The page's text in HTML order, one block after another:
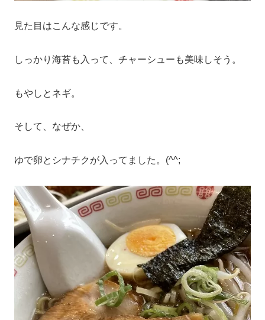
見た目はこんな感じです。
しっかり海苔も入って、チャーシューも美味しそう。
もやしとネギ。
そして、なぜか、
ゆで卵とシナチクが入ってました。(^^;